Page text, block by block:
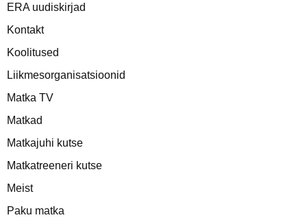
ERA uudiskirjad
Kontakt
Koolitused
Liikmesorganisatsioonid
Matka TV
Matkad
Matkajuhi kutse
Matkatreeneri kutse
Meist
Paku matka